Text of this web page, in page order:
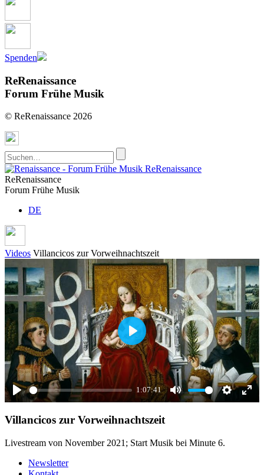
Spenden
ReRenaissance
Forum Frühe Musik
© ReRenaissance 2026
ReRenaissance
ReRenaissance
Forum Frühe Musik
DE
Videos Villancicos zur Vorweihnachtszeit
Play
1:07:41
Mute Settings
Play
Villancicos zur Vorweihnachtszeit
Livestream von November 2021; Start Musik bei Minute 6.
Newsletter